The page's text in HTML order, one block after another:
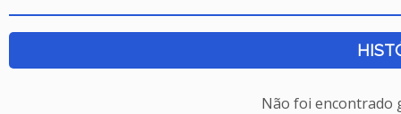
Não foi encontrado